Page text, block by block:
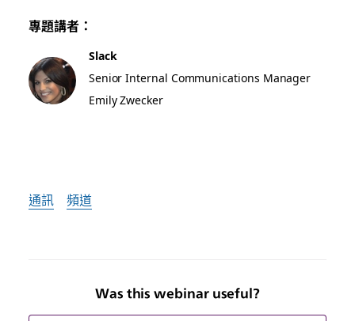
專題講者：
Slack
Senior Internal Communications Manager
Emily Zwecker
通訊 頻道
Was this webinar useful?